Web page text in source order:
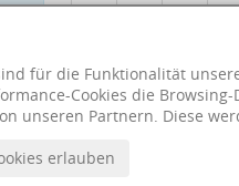
18
19 20
»
für die Funktionalität
Cookies die
unseren Partnern. Diese
erlauben